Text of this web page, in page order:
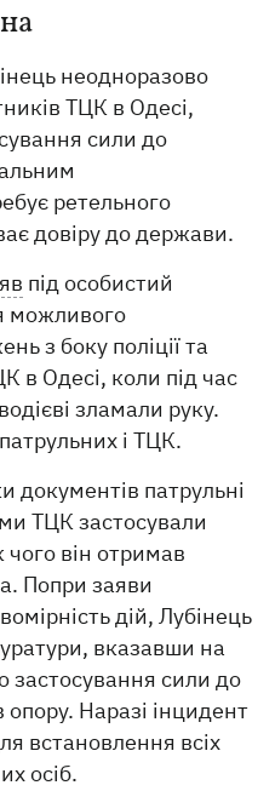
неодноразово
ТЦК в Одесі,
сили до
ретельного
довіру до держави.
під особистий
можливого
з боку поліції та
в Одесі, коли під час
зламали руку.
і ТЦК.
документів патрульні
ТЦК застосували
чого він отримав
Попри заяви
дій, Лубінець
вказавши на
застосування сили до
Наразі інцидент
встановлення всіх
осіб.